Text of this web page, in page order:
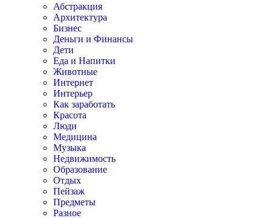
Абстракция
Архитектура
Бизнес
Деньги и Финансы
Дети
Еда и Напитки
Животные
Интернет
Интерьер
Как заработать
Красота
Люди
Медицина
Музыка
Недвижимость
Образование
Отдых
Пейзаж
Предметы
Разное